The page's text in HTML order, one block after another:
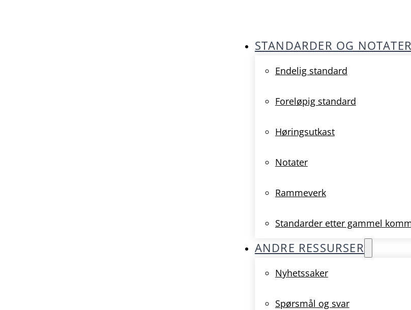
STANDARDER OG
Endelig standard
Foreløpig standard
Høringsutkast
Notater
Rammeverk
Standarder etter gammel
ANDRE RESSURSER
Nyhetssaker
Spørsmål og svar